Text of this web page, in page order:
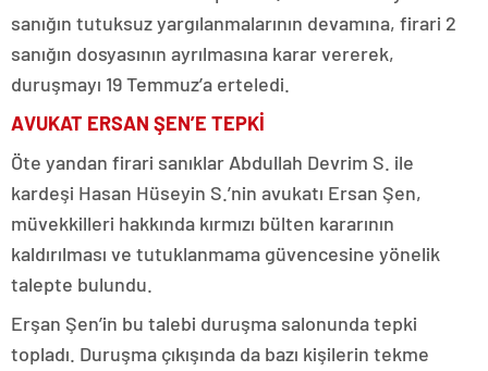
sanığın tutuksuz yargılanmalarının devamına, firari 2
sanığın dosyasının ayrılmasına karar vererek,
duruşmayı 19 Temmuz’a erteledi.
AVUKAT ERSAN ŞEN’E TEPKİ
Öte yandan firari sanıklar Abdullah Devrim S. ile
kardeşi Hasan Hüseyin S.’nin avukatı Ersan Şen,
müvekkilleri hakkında kırmızı bülten kararının
kaldırılması ve tutuklanmama güvencesine yönelik
talepte bulundu.
Erşan Şen’in bu talebi duruşma salonunda tepki
topladı. Duruşma çıkışında da bazı kişilerin tekme